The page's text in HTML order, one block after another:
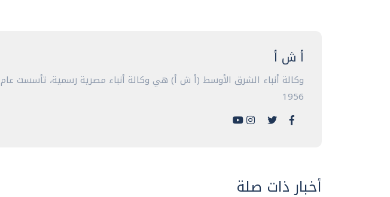
أ ش أ
وكالة أنباء الشرق الأوسط (أ ش أ) هي وكالة أنباء مصرية رسمية، تأسست عام
1956
أخبار ذات صلة